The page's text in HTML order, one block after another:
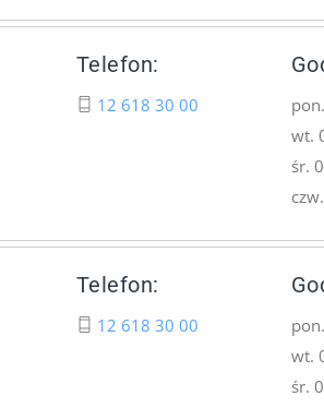
Telefon:
12 618 30 00
wt.
śr.
Telefon:
12 618 30 00
wt.
śr.